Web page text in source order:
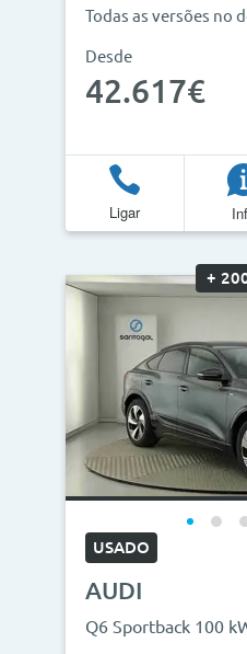
Quilómetros
0g/km
ID do veículo
Campanha
Campanhas
Todas as versões no
Desde
42.617€
Ligar
+
USADO
AUDI
Q6 Sportback 100